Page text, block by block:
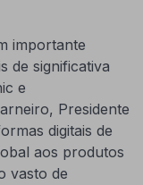
importante
de significativa
e
Presidente
digitais de
aos produtos
vasto de